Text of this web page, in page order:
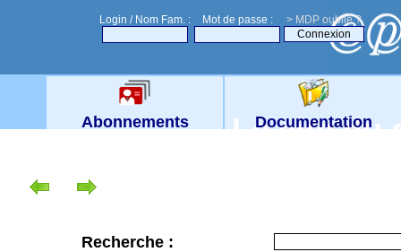
Login / Nom Fam. : Mot de passe : > MDP oublié ?
Le site du
Abonnements Documentation
Recherche :